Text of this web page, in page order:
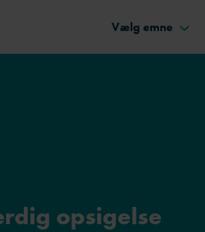
Vælg emne
opsigelse